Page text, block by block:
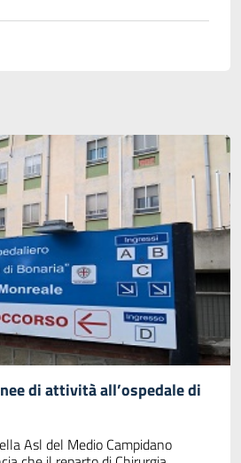
di attività all’ospedale di
Asl del Medio Campidano